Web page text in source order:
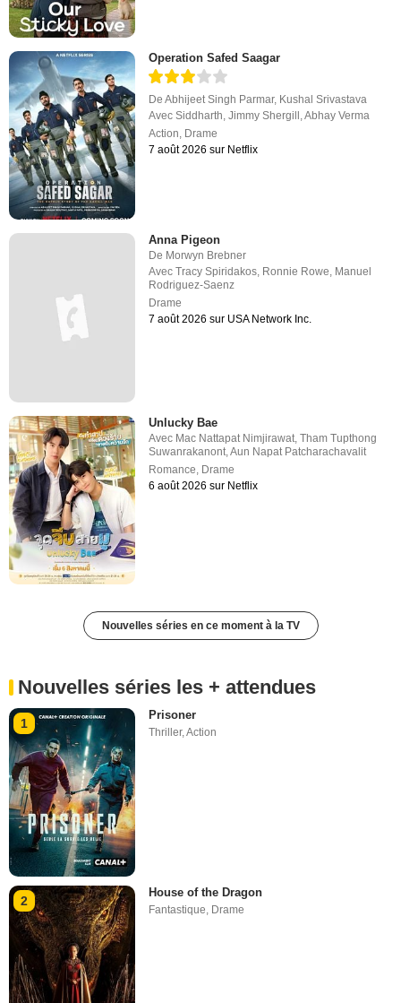
Operation Safed Saagar
DeAbhijeet Singh Parmar, Kushal Srivastava
AvecSiddharth,Jimmy Shergill ,Abhay Verma
Action, Drame
7 août 2026 sur Netflix
Anna Pigeon
De Morwyn Brebner
AvecTracy Spiridakos, Ronnie Rowe, Manuel
Rodriguez-Saenz
Drame
7 août 2026 sur USA Network Inc.
Unlucky Bae
Avec Mac Nattapat Nimjirawat ,Tham Tupthong
Suwanrakanont ,Aun Napat Patcharachavalit
Romance Drame
6 août 2026 sur Netflix
Nouvelles séries en ce moment à la TV
Nouvelles séries les + attendues
1
Prisoner
Thriller,Action
2
House of the Dragon
Fantastique, Drame